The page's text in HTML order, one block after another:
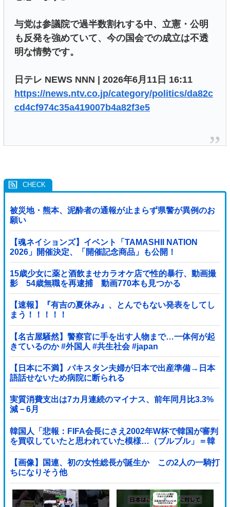
与党は参議院で過半数割れする中、立憲・公明
も反発を強めていて、今の国会での成立は不透
明な情勢です。
日テレ NEWS NNN | 2026年6月11日 16:11
https://news.ntv.co.jp/category/politics/da82c
cd4cf974c35a419007b4a82f3e5
被災地・熊本、泥酔者の通報が止まらず県警が異例のお
願い
【魂ネイションズ】イベント「TAMASHII NATION
2026」開催決定、「開催記念商品」も公開！
15歳少女に薬と酒飲ませカラオケ店で性的暴行、動画撮
影 54歳無職を再逮捕 動画770本も見つかる
【速報】『有吉の夏休み』、とんでもない発表をしてし
まう！！！！！
【名古屋騒然】警察官に手を出す人物まで…一体何が起
きているのか #外国人 #共生社会 #japan
【日本に不満】パキスタン夫婦が日本で出産準備→日本
語話せないため病院に断られる
実質消費支出は7カ月連続のマイナス、前年同月比3.3%
減－6月
韓国人「悲報：FIFA会長にさえ2002年W杯で韓国が審判
を買収していたと思われていた模様…（ブルブル」＝韓
国の反応
【画像】国連、初の女性総長が誕生か この2人の一騎打
ちになりそう他